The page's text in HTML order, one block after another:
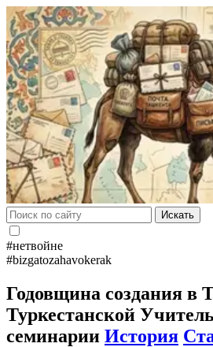
Искать
#нетвойне
#bizgatozahavokerak
Годовщина создания в
Туркестанской
семинарии История